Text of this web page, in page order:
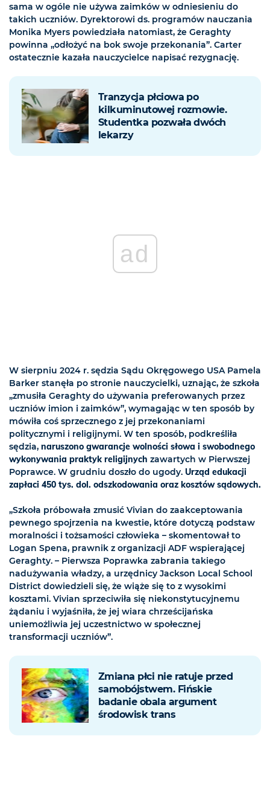
sama w ogóle nie używa zaimków w odniesieniu do
takich uczniów. Dyrektorowi ds. programów nauczania
Monika Myers powiedziała natomiast, że Geraghty
powinna „odłożyć na bok swoje przekonania”. Carter
ostatecznie kazała nauczycielce napisać rezygnację.
Tranzycja płciowa po
kilkuminutowej rozmowie.
Studentka pozwała dwóch
lekarzy
ad
W sierpniu 2024 r. sędzia Sądu Okręgowego USA Pamela
Barker stanęła po stronie nauczycielki, uznając, że szkoła
„zmusiła Geraghty do używania preferowanych przez
uczniów imion i zaimków”, wymagając w ten sposób by
mówiła coś sprzecznego z jej przekonaniami
politycznymi i religijnymi. W ten sposób, podkreśliła
sędzia, naruszono gwarancje wolności słowa i swobodnego
wykonywania praktyk religijnych zawartych w Pierwszej
Poprawce. W grudniu doszło do ugody. Urząd edukacji
zapłaci 450 tys. dol. odszkodowania oraz kosztów sądowych.
„Szkoła próbowała zmusić Vivian do zaakceptowania
pewnego spojrzenia na kwestie, które dotyczą podstaw
moralności i tożsamości człowieka – skomentował to
Logan Spena, prawnik z organizacji ADF wspierającej
Geraghty. – Pierwsza Poprawka zabrania takiego
nadużywania władzy, a urzędnicy Jackson Local School
District dowiedzieli się, że wiąże się to z wysokimi
kosztami. Vivian sprzeciwiła się niekonstytucyjnemu
żądaniu i wyjaśniła, że ​​jej wiara chrześcijańska
uniemożliwia jej uczestnictwo w społecznej
transformacji uczniów”.
Zmiana płci nie ratuje przed
samobójstwem. Fińskie
badanie obala argument
środowisk trans